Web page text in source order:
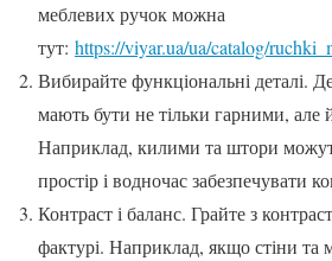
меблевих ручок можна
тут: https://viyar.ua/ua/catalog/
Вибирайте функціональні деталі.
мають бути не тільки гарними, але
Наприклад, килими та штори
простір і водночас забезпечувати
Контраст і баланс. Грайте з
фактурі. Наприклад, якщо стіни та